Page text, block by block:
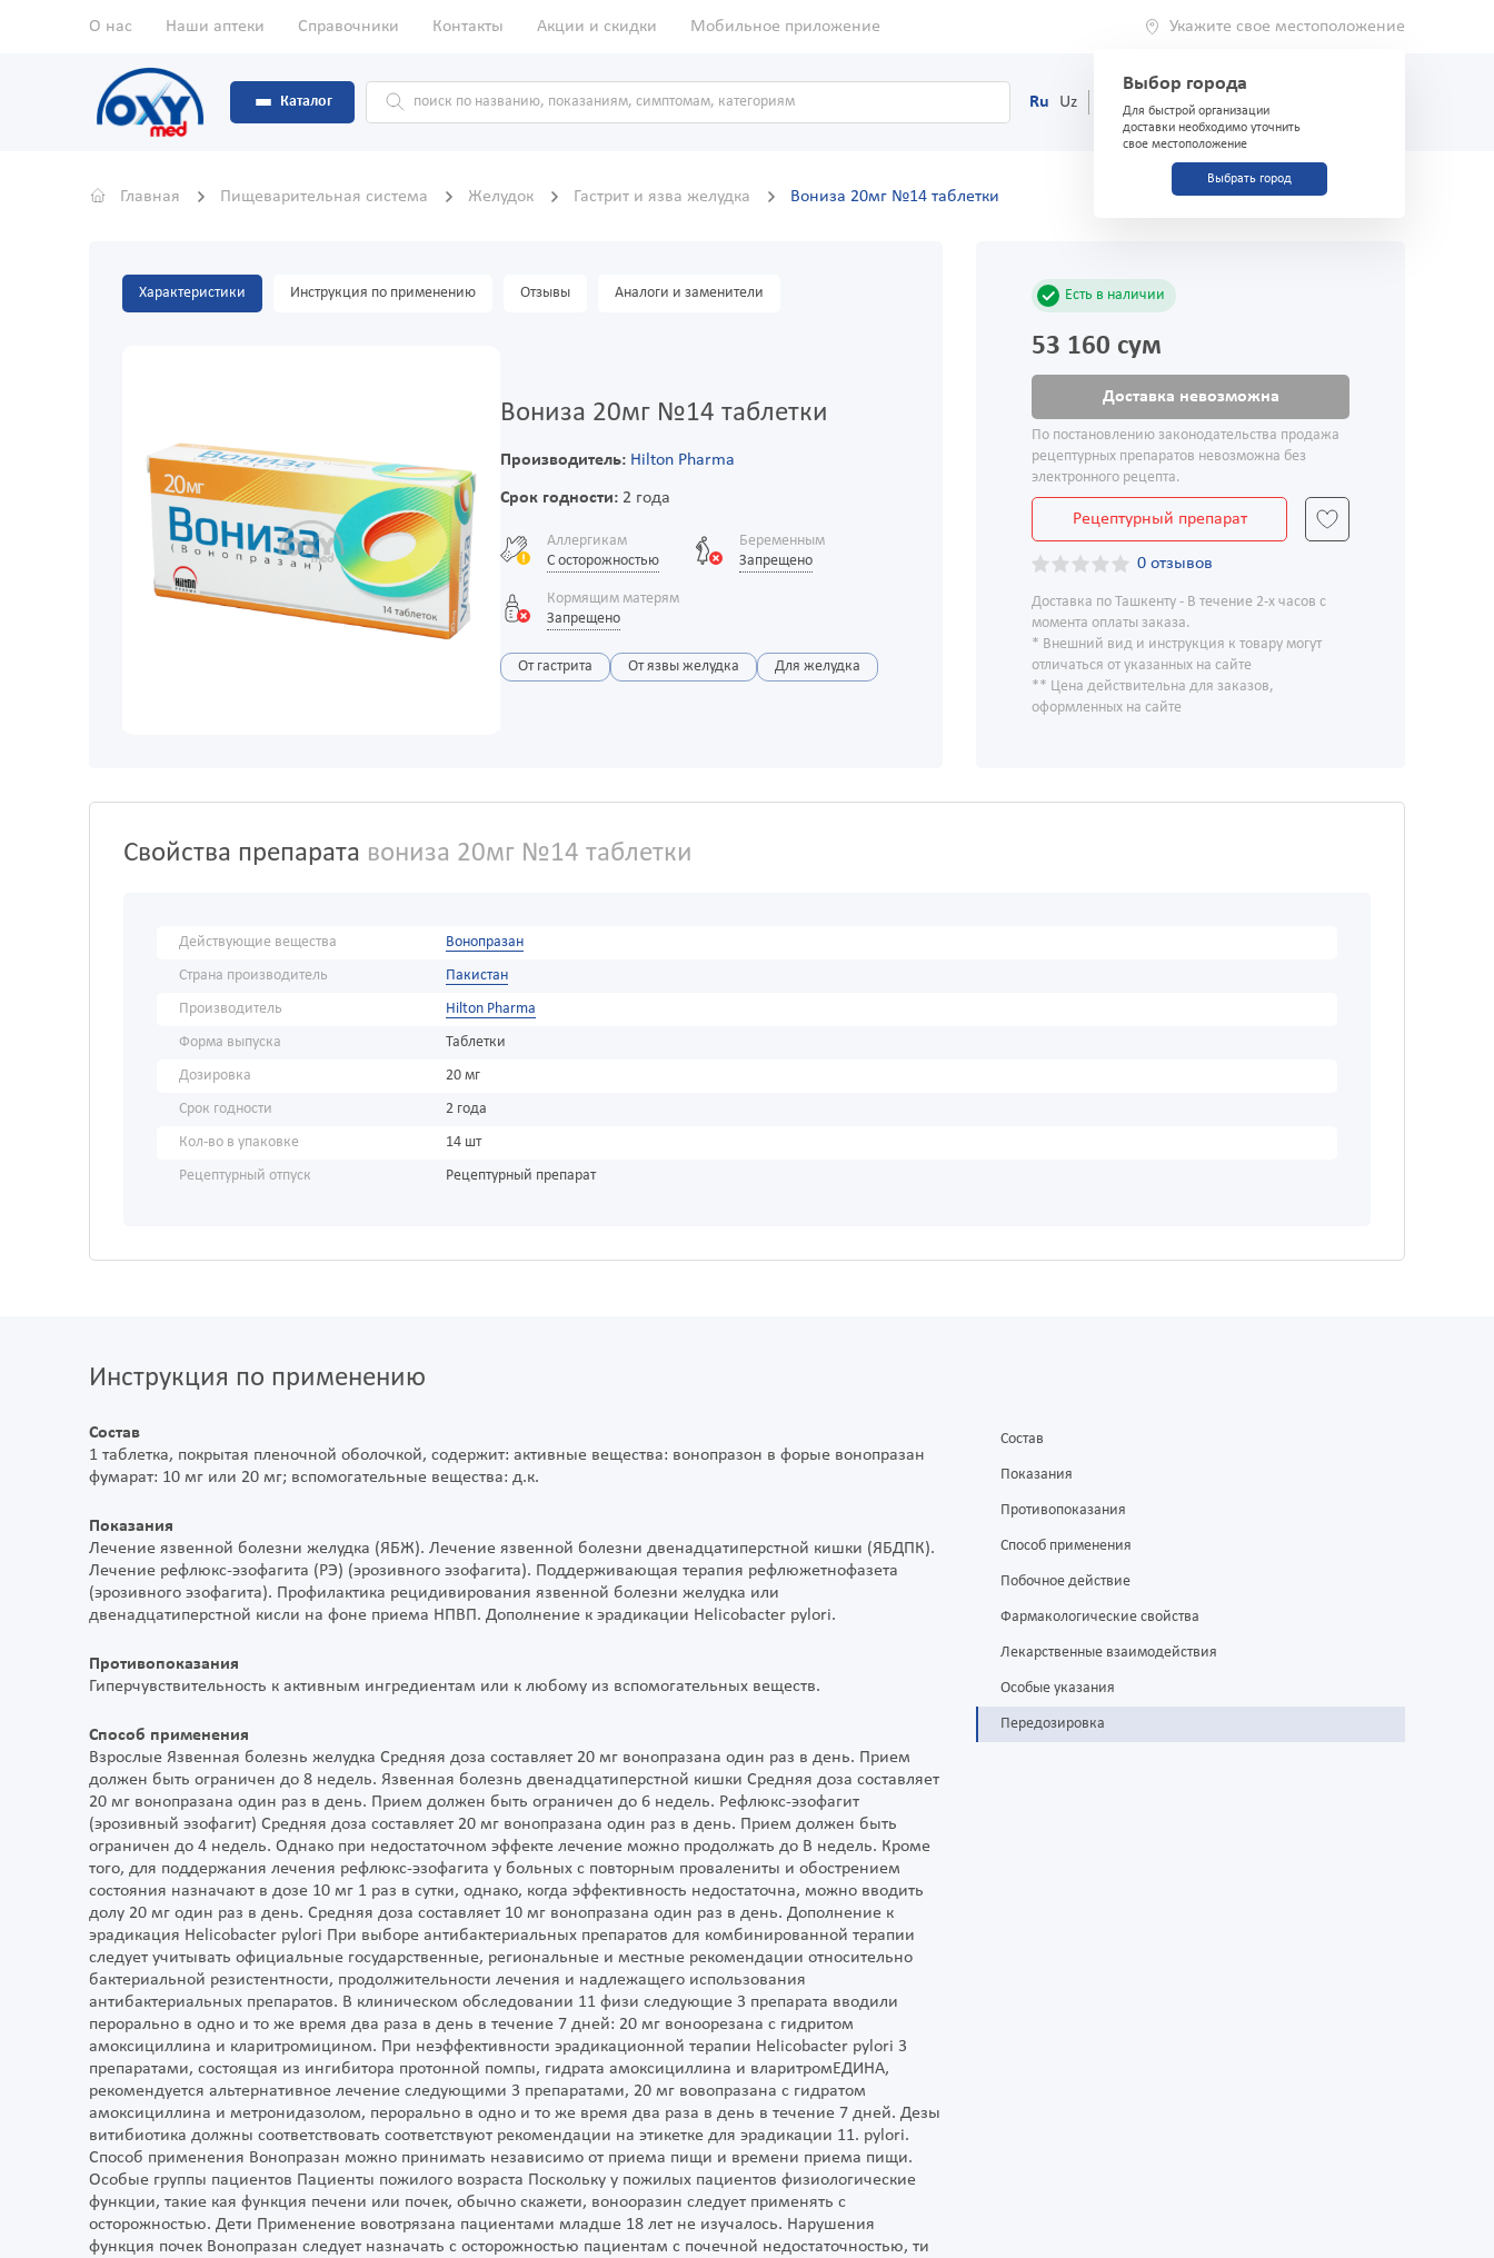
О нас Наши аптеки Справочники Контакты Акции и скидки Мобильное приложение Укажите свое местоположение
Выбор города
Для быстрой организации
доставки необходимо уточнить
свое местоположение
Выбрать город
Каталог Ru Uz (71) 200-03-03
Главная Пищеварительная система Желудок Гастрит и язва желудка Вониза 20мг №14 таблетки
Характеристики Инструкция по применению Отзывы Аналоги и заменители
Вониза 20мг №14 таблетки
Производитель: Hilton Pharma
Срок годности:2 года
Аллергикам
С осторожностью
Беременным
Запрещено
Кормящим матерям
Запрещено
От гастрита От язвы желудка Для желудка
Есть в наличии
53 160 сум
Доставка невозможна
По постановлению законодательства продажа
рецептурных препаратов невозможна без
электронного рецепта.
Рецептурный препарат
0 отзывов
Доставка по Ташкенту - В течение 2-х часов с
момента оплаты заказа.
* Внешний вид и инструкция к товару могут
отличаться от указанных на сайте
** Цена действительна для заказов,
оформленных на сайте
Свойства препарата вониза 20мг №14 таблетки
Действующие вещества
Вонопразан
Страна производитель
Пакистан
Производитель
Hilton Pharma
Форма выпуска
Таблетки
Дозировка
20 мг
Срок годности
2 года
Кол-во в упаковке
14 шт
Рецептурный отпуск
Рецептурный препарат
Инструкция по применению
Состав
1 таблетка, покрытая пленочной оболочкой, содержит: активные вещества: вонопразон в форые вонопразан
фумарат: 10 мг или 20 мг; вспомогательные вещества: д.к.
Показания
Лечение язвенной болезни желудка (ЯБЖ). Лечение язвенной болезни двенадцатиперстной кишки (ЯБДПК).
Лечение рефлюкс-эзофагита (РЭ) (эрозивного эзофагита). Поддерживающая терапия рефлюжетнофазета
(эрозивного эзофагита). Профилактика рецидивирования язвенной болезни желудка или
двенадцатиперстной кисли на фоне приема НПВП. Дополнение к эрадикации Helicobacter pylori.
Противопоказания
Гиперчувствительность к активным ингредиентам или к любому из вспомогательных веществ.
Способ применения
Взрослые Язвенная болезнь желудка Средняя доза составляет 20 мг вонопразана один раз в день. Прием
должен быть ограничен до 8 недель. Язвенная болезнь двенадцатиперстной кишки Средняя доза составляет
20 мг вонопразана один раз в день. Прием должен быть ограничен до 6 недель. Рефлюкс-эзофагит
(эрозивный эзофагит) Средняя доза составляет 20 мг вонопразана один раз в день. Прием должен быть
ограничен до 4 недель. Однако при недостаточном эффекте лечение можно продолжать до В недель. Кроме
того, для поддержания лечения рефлюкс-эзофагита у больных с повторным провалениты и обострением
состояния назначают в дозе 10 мг 1 раз в сутки, однако, когда эффективность недостаточна, можно вводить
долу 20 мг один раз в день. Средняя доза составляет 10 мг вонопразана один раз в день. Дополнение к
эрадикация Helicobacter pylori При выборе антибактериальных препаратов для комбинированной терапии
следует учитывать официальные государственные, региональные и местные рекомендации относительно
бактериальной резистентности, продолжительности лечения и надлежащего использования
антибактериальных препаратов. В клиническом обследовании 11 физи следующие 3 препарата вводили
перорально в одно и то же время два раза в день в течение 7 дней: 20 мг воноорезана с гидритом
амоксициллина и кларитромицином. При неэффективности эрадикационной терапии Helicobacter pylori 3
препаратами, состоящая из ингибитора протонной помпы, гидрата амоксициллина и вларитромЕДИНА,
рекомендуется альтернативное лечение следующими 3 препаратами, 20 мг вовопразана с гидратом
амоксициллина и метронидазолом, перорально в одно и то же время два раза в день в течение 7 дней. Дезы
витибиотика должны соответствовать соответствуют рекомендации на этикетке для эрадикации 11. pylori.
Способ применения Вонопразан можно принимать независимо от приема пищи и времени приема пищи.
Особые группы пациентов Пациенты пожилого возраста Поскольку у пожилых пациентов физиологические
функции, такие кая функция печени или почек, обычно скажети, вонооразин следует применять с
осторожностью. Дети Применение вовотрязана пациентами младше 18 лет не изучалось. Нарушения
функция почек Вонопразан следует назначать с осторожностью пациентам с почечной недостаточностью, ти
Состав
Показания
Противопоказания
Способ применения
Побочное действие
Фармакологические свойства
Лекарственные взаимодействия
Особые указания
Передозировка